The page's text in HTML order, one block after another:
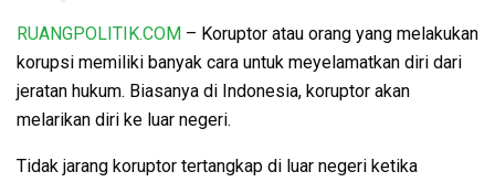
RUANGPOLITIK.COM – Koruptor atau orang yang melakukan
korupsi memiliki banyak cara untuk meyelamatkan diri dari
jeratan hukum. Biasanya di Indonesia, koruptor akan
melarikan diri ke luar negeri.
Tidak jarang koruptor tertangkap di luar negeri ketika